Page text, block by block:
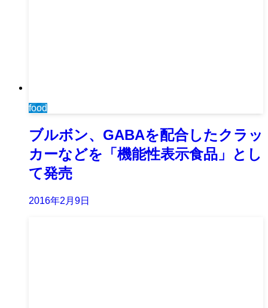
food
ブルボン、GABAを配合したクラッ
カーなどを「機能性表示食品」とし
て発売
2016年2月9日